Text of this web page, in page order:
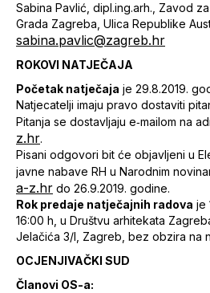
Sabina Pavlić, dipl.ing.arh., Zavod
Grada Zagreba, Ulica Republike
sabina.pavlic@zagreb.hr
ROKOVI NATJEČAJA
Početak natječaja je 29.8.2019.
Natjecatelji imaju pravo dostaviti
Pitanja se dostavljaju e‐mailom na
z.hr.
Pisani odgovori bit će objavljeni u
javne nabave RH u Narodnim
a-z.hr do 26.9.2019. godine.
Rok predaje natječajnih radova je
16:00 h, u Društvu arhitekata
Jelačića 3/I, Zagreb, bez obzira na
OCJENJIVAČKI SUD
Članovi OS-a: